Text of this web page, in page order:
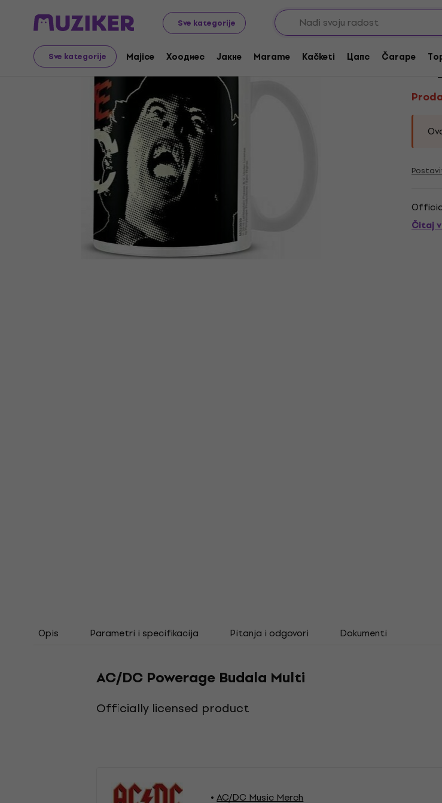
Sve kategorije
Sve kategorije Majice Хоодиес Јакне Marame Kačketi Цапс Čarape
Merch Music Merch
Prodaja je završena AC/
Čitaj
Opis Parametri i specifikacija Pitanja i odgovori Dokumenti
AC/DC Powerage Budala Multi
Officially licensed product
AC/DC Music Merch